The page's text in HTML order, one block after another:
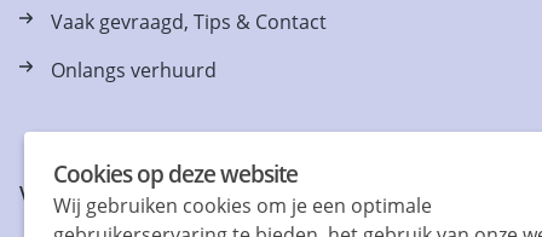
Vaak gevraagd, Tips & Contact
Onlangs verhuurd
Vind & volg ons ook op
Cookies op deze website
Wij gebruiken cookies om je een optimale